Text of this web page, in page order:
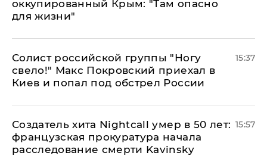
оккупированный Крым: "Там опасно
для жизни"
Солист российской группы "Ногу
свело!" Макс Покровский приехал в
Киев и попал под обстрел России
15:37
Создатель хита Nightcall умер в 50 лет:
французская прокуратура начала
расследование смерти Kavinsky
15:57